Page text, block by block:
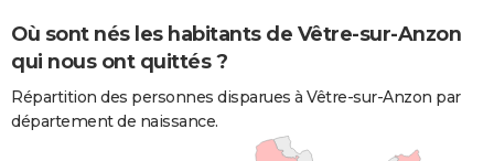
Où sont nés les habitants de Vêtre-sur-Anzon
qui nous ont quittés ?
Répartition des personnes disparues à Vêtre-sur-Anzon par
département de naissance.